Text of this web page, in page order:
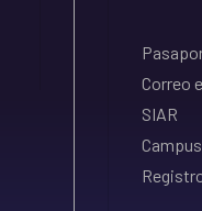
Correo
SIAR